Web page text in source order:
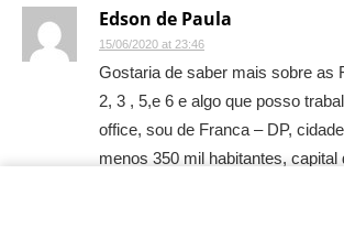
Edson de Paula
15/06/2020 at 23:46
Gostaria de saber mais sobre as
2, 3 , 5,e 6 e algo que posso
office, sou de Franca – DP,
menos 350 mil habitantes, capital